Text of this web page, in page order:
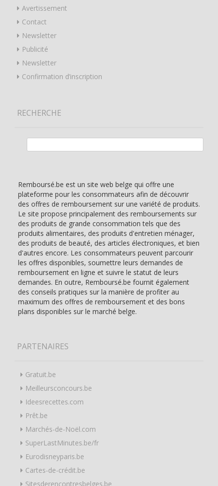
Avertissement
Contact
Newsletter
Publicité
Newsletter
Confirmation d’inscription
RECHERCHE
Remboursé.be est un site web belge qui offre une
plateforme pour les consommateurs afin de découvrir
des offres de remboursement sur une variété de produits.
Le site propose principalement des remboursements sur
des produits de grande consommation tels que des
produits alimentaires, des produits d'entretien ménager,
des produits de beauté, des articles électroniques, et bien
d'autres encore. Les consommateurs peuvent parcourir
les offres disponibles, soumettre leurs demandes de
remboursement en ligne et suivre le statut de leurs
demandes. En outre, Remboursé.be fournit également
des conseils pratiques sur la manière de profiter au
maximum des offres de remboursement et des bons
plans disponibles sur le marché belge.
PARTENAIRES
Gratuit.be
Meilleursconcours.be
Ideesrecettes.com
Prêt.be
Marchés-de-Noël.com
SuperLastMinutes.be/fr
Eurodisneyparis.be
Cartes-de-crédit.be
Sitesderencontresbelges.be